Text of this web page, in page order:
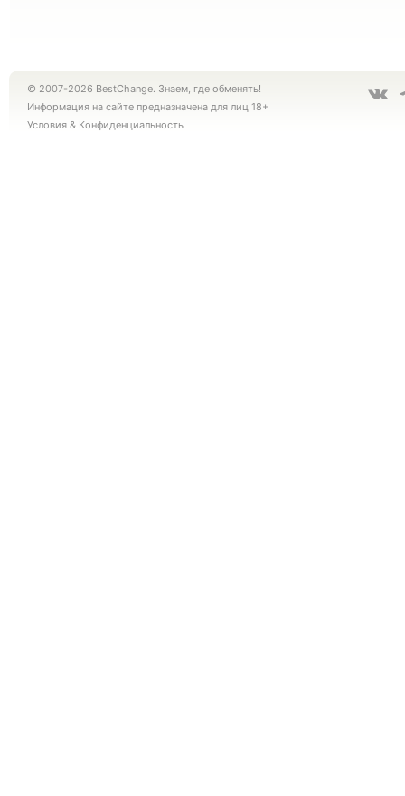
© 2007-2026 BestChange. Знаем, где обменять!
Информация на сайте предназначена для лиц 18+
Условия & Конфиденциальность